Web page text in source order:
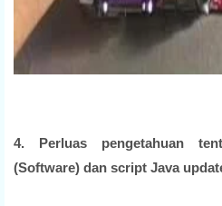
4. Perluas pengetahuan
(Software) dan script Java